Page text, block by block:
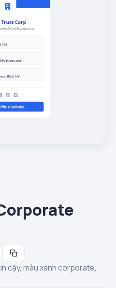
cậy, màu xanh corporate,